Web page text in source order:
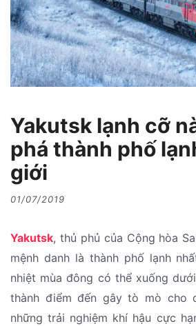
Yakutsk lạnh cỡ
phá thành phố
giới
01/07/2019
Yakutsk, thủ phủ của Cộng hòa
mệnh danh là thành phố lạnh
nhiệt mùa đông có thể xuống
thành điểm đến gây tò mò cho
những trải nghiệm khí hậu cực